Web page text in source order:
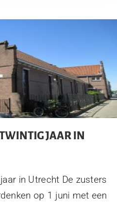
JAAR IN
in Utrecht De zusters
op 1 juni met een